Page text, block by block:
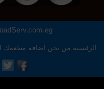
الرئيسية من نحن اضافة مطعمك